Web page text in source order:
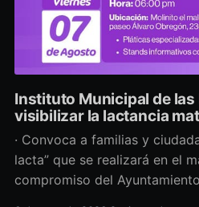
Instituto Municipal de las
visibilizar la lactancia
· Convoca a familias y
lacta” que se realizará en el malecón
compromiso del